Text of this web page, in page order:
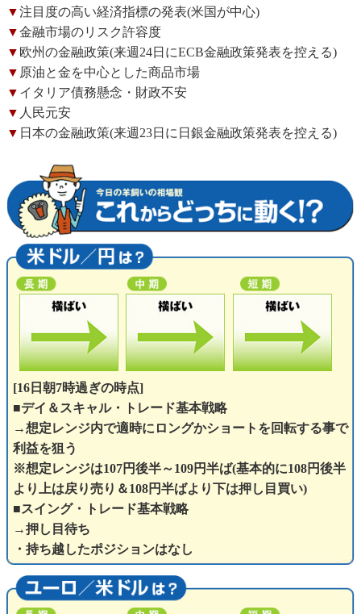
▼注目度の高い経済指標の発表(米国が中心)
▼金融市場のリスク許容度
▼ 欧州の金融政策(来週24日にECB金融政策発表を控える)
▼ 原油と金を中心とした商品市場
▼ イタリア債務懸念・財政不安
▼ 人民元安
▼ 日本の金融政策(来週23日に日銀金融政策発表を控える)
[16日朝7時過ぎの時点]
■デイ＆スキャル・トレード基本戦略
→想定レンジ内で適時にロングかショートを回転する事で
利益を狙う
※想定レンジは107円後半～109円半ば(基本的に108円後半
より上は戻り売り＆108円半ばより下は押し目買い)
■スイング・トレード基本戦略
→押し目待ち
・持ち越したポジションはなし